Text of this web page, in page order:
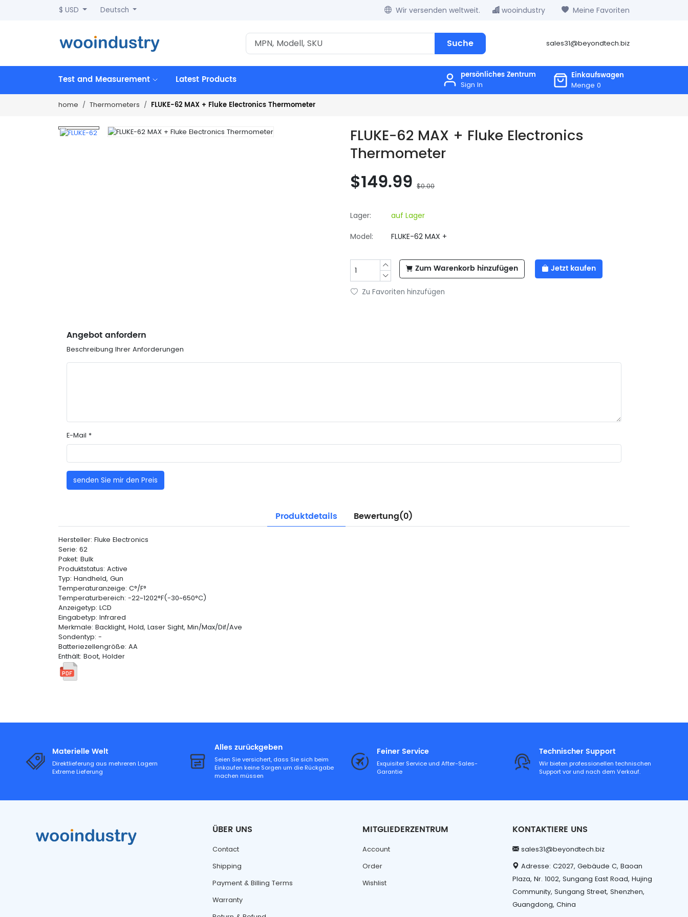
$ USD Deutsch Wir versenden weltweit. wooindustry Meine Favoriten
Suche sales31@beyondtech.biz
Test and Measurement Latest Products persönliches Zentrum
Sign In
Einkaufswagen
Menge 0
home Thermometers FLUKE-62 MAX + Fluke Electronics Thermometer
FLUKE-62 MAX + Fluke Electronics
Thermometer
$149.99 $0.00
Lager: auf Lager
Model: FLUKE-62 MAX +
Zum Warenkorb hinzufügen Jetzt kaufen
Zu Favoriten hinzufügen
Angebot anfordern
Beschreibung Ihrer Anforderungen
E-Mail *
senden Sie mir den Preis
Produktdetails Bewertung(0)
Hersteller: Fluke Electronics
Serie: 62
Paket: Bulk
Produktstatus: Active
Typ: Handheld, Gun
Temperaturanzeige: C°/F°
Temperaturbereich: -22~1202°F(-30~650°C)
Anzeigetyp: LCD
Eingabetyp: Infrared
Merkmale: Backlight, Hold, Laser Sight, Min/Max/Dif/Ave
Sondentyp: -
Batteriezellengröße: AA
Enthält: Boot, Holder
Materielle Welt
Direktlieferung aus mehreren Lagern
Extreme Lieferung
Alles zurückgeben
Seien Sie versichert, dass Sie sich beim
Einkaufen keine Sorgen um die Rückgabe
machen müssen
Feiner Service
Exquisiter Service und After-Sales-
Garantie
Technischer Support
Wir bieten professionellen technischen
Support vor und nach dem Verkauf.
ÜBER UNS
Contact
Shipping
Payment & Billing Terms
Warranty
MITGLIEDERZENTRUM
Account
Order
Wishlist
KONTAKTIERE UNS
sales31@beyondtech.biz
Adresse: C2027, Gebäude C, Baoan
Plaza, Nr. 1002, Sungang East Road, Hujing
Community, Sungang Street, Shenzhen,
Guangdong, China